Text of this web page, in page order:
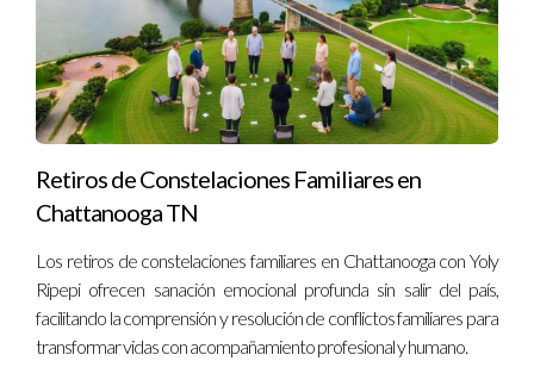
Retiros de Constelaciones Familiares en
Chattanooga TN
Los retiros de constelaciones familiares en Chattanooga con Yoly
Ripepi ofrecen sanación emocional profunda sin salir del país,
facilitando la comprensión y resolución de conflictos familiares para
transformar vidas con acompañamiento profesional y humano.